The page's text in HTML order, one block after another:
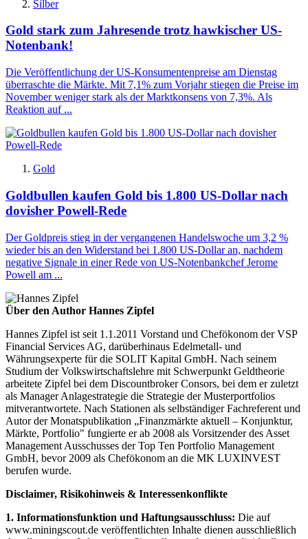
Silber
Gold stark zum Jahresende trotz hawkischer US-
Notenbank!
Die Veröffentlichung der US-Konsumentenpreise am Dienstag
überraschte die Märkte. Mit 7,1% zum Vorjahr stiegen die Preise im
November weniger stark als der Marktkonsens von 7,3%. Als
Reaktion auf ...
Gold
Goldbullen kaufen Gold bis 1.800 US-Dollar nach
dovisher Powell-Rede
Der Goldpreis stieg in der vergangenen Handelswoche um 3,2 %
wieder bis an den Widerstand bei 1.800 US-Dollar an, nachdem
negative Signale in einer Rede von US-Notenbankchef Jerome
Powell am ...
Über den Author Hannes Zipfel
Hannes Zipfel ist seit 1.1.2011 Vorstand und Chefökonom der VSP
Financial Services AG, darüberhinaus Edelmetall- und
Währungsexperte für die SOLIT Kapital GmbH. Nach seinem
Studium der Volkswirtschaftslehre mit Schwerpunkt Geldtheorie
arbeitete Zipfel bei dem Discountbroker Consors, bei dem er zuletzt
als Manager Anlagestrategie die Strategie der Musterportfolios
mitverantwortete. Nach Stationen als selbständiger Fachreferent und
Autor der Monatspublikation „Finanzmärkte aktuell – Konjunktur,
Märkte, Portfolio" fungierte er ab 2008 als Vorsitzender des Asset
Management Ausschusses der Top Ten Portfolio Management
GmbH, bevor 2009 als Chefökonom an die MK LUXINVEST
berufen wurde.
Disclaimer, Risikohinweis & Interessenkonflikte
1. Informationsfunktion und Haftungsausschluss: Die auf
www.miningscout.de veröffentlichten Inhalte dienen ausschließlich